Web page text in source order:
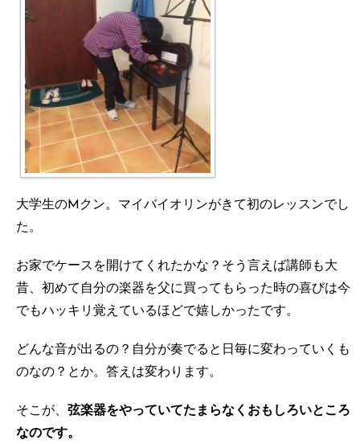
大学生のMクン。マイバイオリンがきて初のレッスンでし
た。
お家でケースを開けてくれたかな？そう言えば講師も大
昔、初めて自分の楽器を父に買ってもらった時の喜びは今
でもハッキリ覚えているほどで嬉しかったです。
どんな音が出るの？自分が奏でると日毎に変わっていくも
のなの？とか。 答えは変わります。
そこが、 弦楽器をやっていてたまらなくおもしろいところ
なのです。